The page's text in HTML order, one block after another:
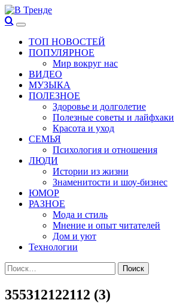
Перейти
к
Основное
меню
ТОП НОВОСТЕЙ
ПОПУЛЯРНОЕ
Мир вокруг нас
ВИДЕО
МУЗЫКА
ПОЛЕЗНОЕ
Здоровье и долголетие
Полезные советы и лайфхаки
Красота и уход
СЕМЬЯ
Психология и отношения
ЛЮДИ
Истории из жизни
Знаменитости и шоу-бизнес
ЮМОР
РАЗНОЕ
Мода и стиль
Мнение и опыт читателей
Дом и уют
Технологии
Найти:
355312122112 (3)